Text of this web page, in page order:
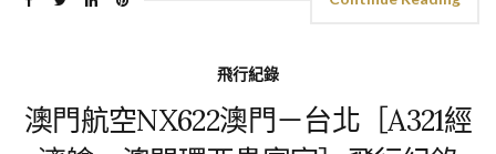
Continue Reading
飛行紀錄
澳門航空NX622澳門－台北［A321經